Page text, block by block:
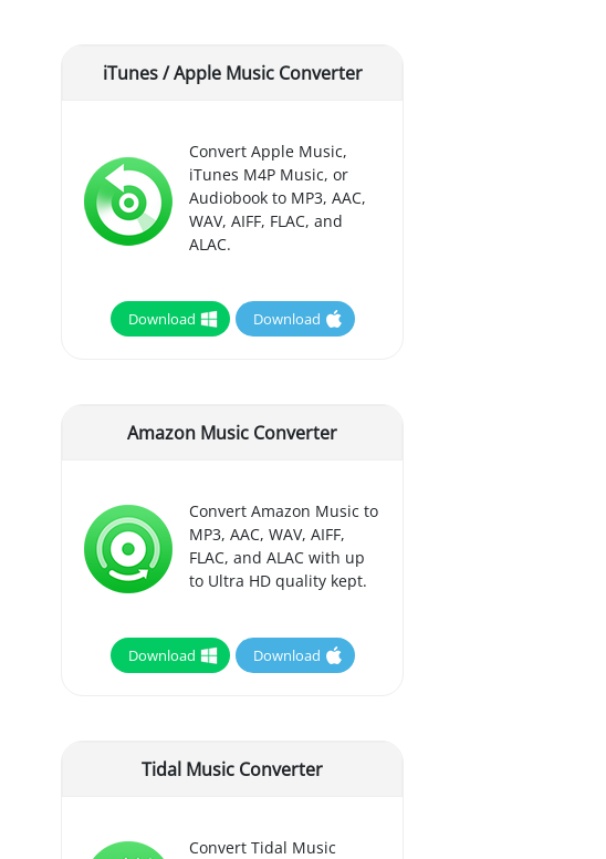
iTunes / Apple Music Converter
Convert Apple Music,
iTunes M4P Music, or
Audiobook to MP3, AAC,
WAV, AIFF, FLAC, and
ALAC.
Download Download
Amazon Music Converter
Convert Amazon Music to
MP3, AAC, WAV, AIFF,
FLAC, and ALAC with up
to Ultra HD quality kept.
Download Download
Tidal Music Converter
Convert Tidal Music